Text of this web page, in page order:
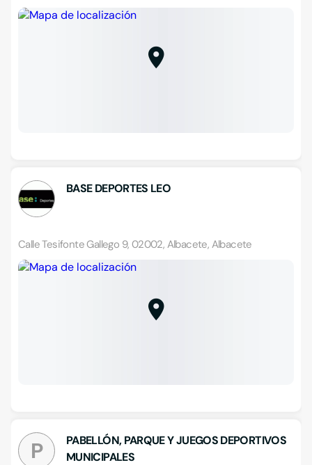
BASE DEPORTES LEO
Calle Tesifonte Gallego 9, 02002, Albacete, Albacete
P
PABELLÓN, PARQUE Y JUEGOS DEPORTIVOS
MUNICIPALES